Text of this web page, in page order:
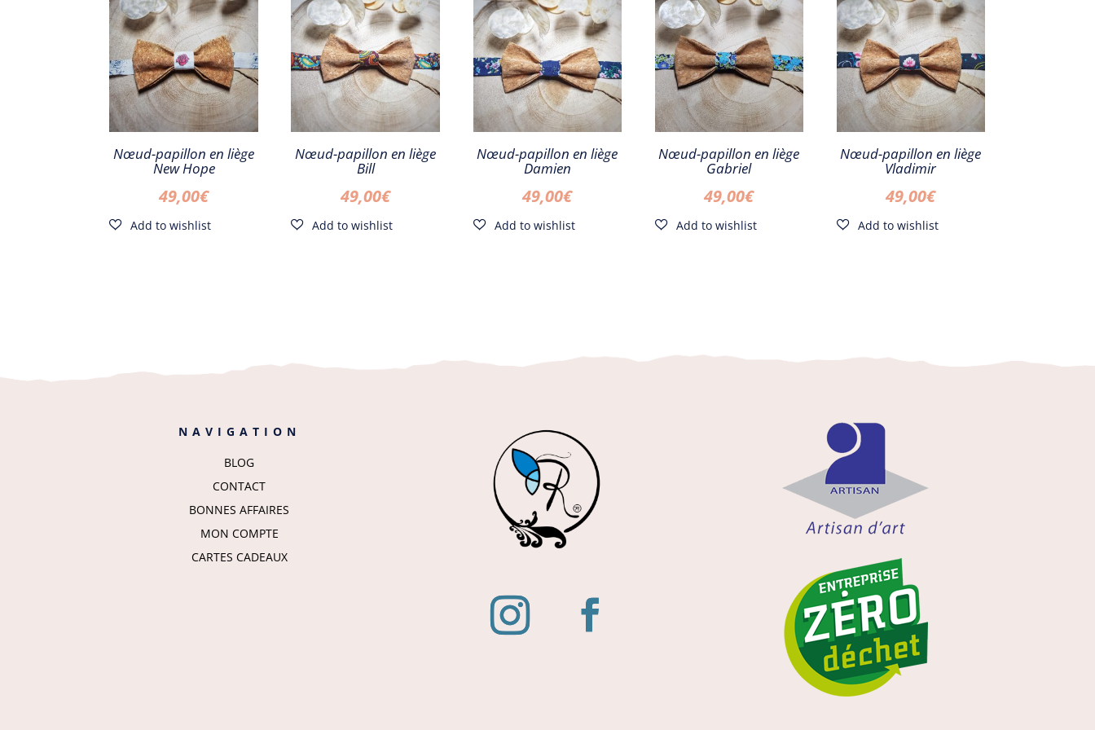
20,00€.10,00€.
20,00€.10,00€.
20,00€.10,00€.
Nœud-papillon en liège
New Hope
49,00€
Nœud-papillon en liège
Bill
49,00€
Nœud-papillon en liège
Damien
49,00€
Nœud-papillon en liège
Gabriel
49,00€
Nœud-papillon en liège
Vladimir
49,00€
NAVIGATION
BLOG
CONTACT
BONNES AFFAIRES
MON COMPTE
CARTES CADEAUX